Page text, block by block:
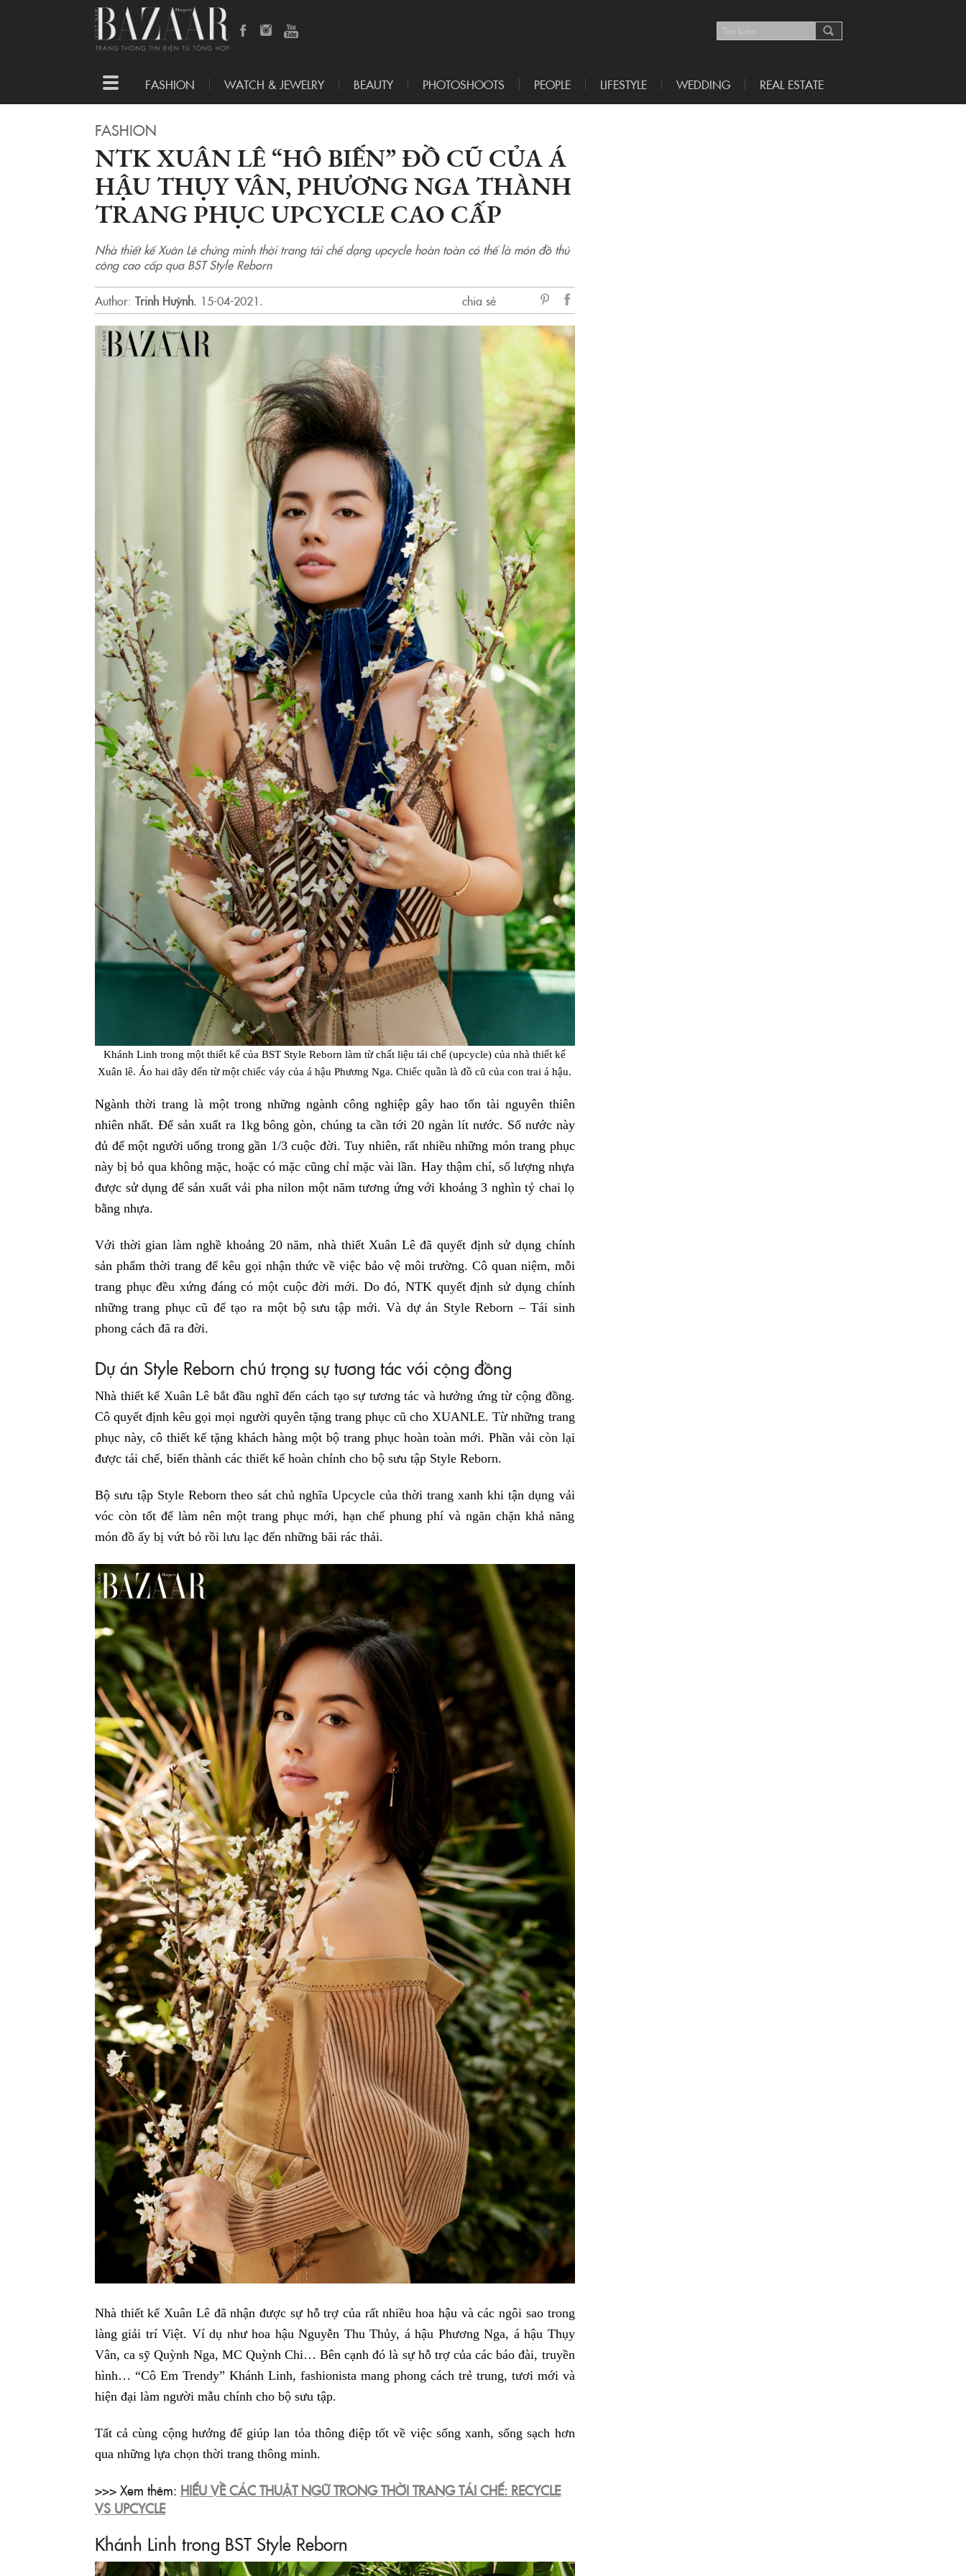
Toggle
navigation
FASHION WATCH & JEWELRY BEAUTY PHOTOSHOOTS PEOPLE LIFESTYLE WEDDING REAL ESTATE
FASHION
NTK XUÂN LÊ “HÔ BIẾN” ĐỒ CŨ CỦA Á
HẬU THỤY VÂN, PHƯƠNG NGA THÀNH
TRANG PHỤC UPCYCLE CAO CẤP
Nhà thiết kế Xuân Lê chứng minh thời trang tái chế dạng upcycle hoàn toàn có thể là món đồ thủ
công cao cấp qua BST Style Reborn
Author: Trinh Huỳnh. 15-04-2021.
chia sẻ
Facebook
Khánh Linh trong một thiết kế của BST Style Reborn làm từ chất liệu tái chế (upcycle) của nhà thiết kế
Xuân lê. Áo hai dây đến từ một chiếc váy của á hậu Phương Nga. Chiếc quần là đồ cũ của con trai á hậu.
Ngành thời trang là một trong những ngành công nghiệp gây hao tốn tài nguyên thiên
nhiên nhất. Để sản xuất ra 1kg bông gòn, chúng ta cần tới 20 ngàn lít nước. Số nước này
đủ để một người uống trong gần 1/3 cuộc đời. Tuy nhiên, rất nhiều những món trang phục
này bị bỏ qua không mặc, hoặc có mặc cũng chỉ mặc vài lần. Hay thậm chí, số lượng nhựa
được sử dụng để sản xuất vải pha nilon một năm tương ứng với khoảng 3 nghìn tỷ chai lọ
bằng nhựa.
Với thời gian làm nghề khoảng 20 năm, nhà thiết Xuân Lê đã quyết định sử dụng chính
sản phẩm thời trang để kêu gọi nhận thức về việc bảo vệ môi trường. Cô quan niệm, mỗi
trang phục đều xứng đáng có một cuộc đời mới. Do đó, NTK quyết định sử dụng chính
những trang phục cũ để tạo ra một bộ sưu tập mới. Và dự án Style Reborn – Tái sinh
phong cách đã ra đời.
Dự án Style Reborn chú trọng sự tương tác với cộng đồng
Nhà thiết kế Xuân Lê bắt đầu nghĩ đến cách tạo sự tương tác và hưởng ứng từ cộng đồng.
Cô quyết định kêu gọi mọi người quyên tặng trang phục cũ cho XUANLE. Từ những trang
phục này, cô thiết kế tặng khách hàng một bộ trang phục hoàn toàn mới. Phần vải còn lại
được tái chế, biến thành các thiết kế hoàn chỉnh cho bộ sưu tập Style Reborn.
Bộ sưu tập Style Reborn theo sát chủ nghĩa Upcycle của thời trang xanh khi tận dụng vải
vóc còn tốt để làm nên một trang phục mới, hạn chế phung phí và ngăn chặn khả năng
món đồ ấy bị vứt bỏ rồi lưu lạc đến những bãi rác thải.
Nhà thiết kế Xuân Lê đã nhận được sự hỗ trợ của rất nhiều hoa hậu và các ngôi sao trong
làng giải trí Việt. Ví dụ như hoa hậu Nguyễn Thu Thủy, á hậu Phương Nga, á hậu Thụy
Vân, ca sỹ Quỳnh Nga, MC Quỳnh Chi… Bên cạnh đó là sự hỗ trợ của các báo đài, truyền
hình… “Cô Em Trendy” Khánh Linh, fashionista mang phong cách trẻ trung, tươi mới và
hiện đại làm người mẫu chính cho bộ sưu tập.
Tất cả cùng cộng hưởng để giúp lan tỏa thông điệp tốt về việc sống xanh, sống sạch hơn
qua những lựa chọn thời trang thông minh.
>>> Xem thêm: HIỂU VỀ CÁC THUẬT NGỮ TRONG THỜI TRANG TÁI CHẾ: RECYCLE
VS UPCYCLE
Khánh Linh trong BST Style Reborn